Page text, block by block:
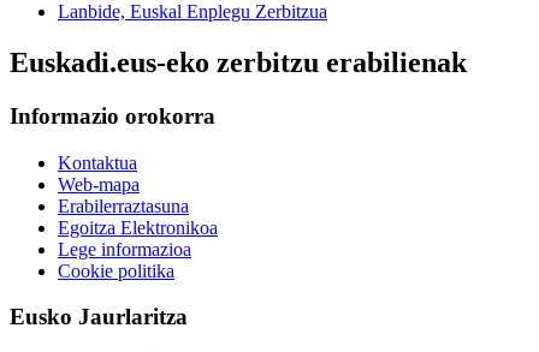
Lanbide, Euskal Enplegu Zerbitzua
Euskadi.eus-eko zerbitzu erabilienak
Informazio orokorra
Kontaktua
Web-mapa
Erabilerraztasuna
Egoitza Elektronikoa
Lege informazioa
Cookie politika
Eusko Jaurlaritza